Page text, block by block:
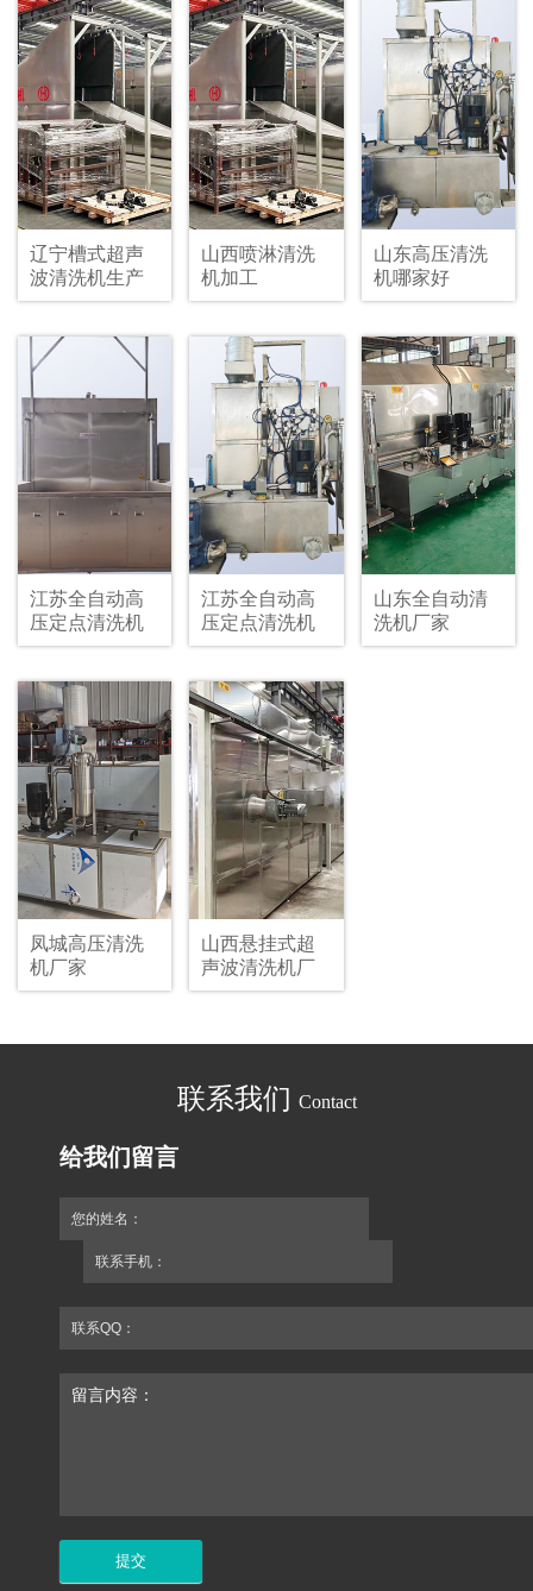
辽宁槽式超声
波清洗机生产
厂家
山西喷淋清洗
机加工
山东高压清洗
机哪家好
江苏全自动高
压定点清洗机
订制
江苏全自动高
压定点清洗机
厂,超高压喷淋
山东全自动清
洗机厂家
凤城高压清洗
机厂家
山西悬挂式超
声波清洗机厂
联系我们 Contact
给我们留言
您的姓名：
联系手机：
联系QQ：
留言内容：